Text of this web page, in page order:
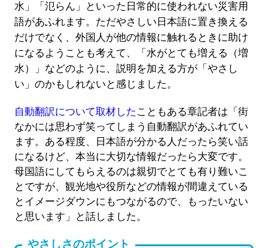
水」「氾らん」といった日常的に使われない災害用
語があふれます。ただやさしい日本語に置き換える
だけでなく、外国人が他の情報に触れるときに助け
になるようことも考えて、「水がとても増える（増
水）」などのように、説明を加える方が「やさし
い」のかもしれないと感じました。
自動翻訳について取材した こともある章記者は「街
なかには思わず笑ってしまう自動翻訳があふれてい
ます。ある程度、日本語が分かる人だったら笑い話
になるけど、本当に大切な情報だったら大変です。
母国語にしてもらえるのは親切でとても有り難いこ
とですが、観光地や役所などの情報が間違えている
とイメージダウンにもつながるので、もったいない
と思います」と話しました。
やさしさのポイント